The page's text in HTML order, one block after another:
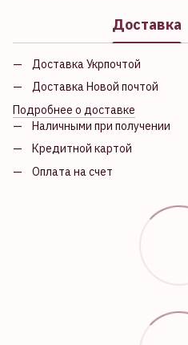
Доставка
Доставка Укрпочтой
Доставка Новой почтой
Подробнее о доставке
Наличными при получении
Кредитной картой
Оплата на счет